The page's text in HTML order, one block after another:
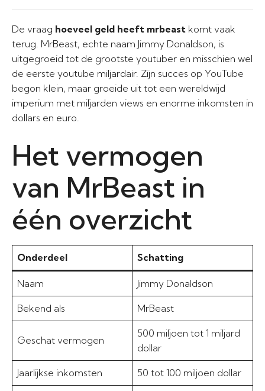
De vraag hoeveel geld heeft mrbeast komt vaak
terug. MrBeast, echte naam Jimmy Donaldson, is
uitgegroeid tot de grootste youtuber en misschien wel
de eerste youtube miljardair. Zijn succes op YouTube
begon klein, maar groeide uit tot een wereldwijd
imperium met miljarden views en enorme inkomsten in
dollars en euro.
Het vermogen
van MrBeast in
één overzicht
Onderdeel Schatting
Naam Jimmy Donaldson
Bekend als MrBeast
Geschat vermogen
500 miljoen tot 1 miljard
dollar
Jaarlijkse inkomsten 50 tot 100 miljoen dollar